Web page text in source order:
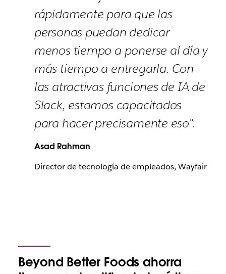
rápidamente para que las
personas puedan dedicar
menos tiempo a ponerse al día y
más tiempo a entregarla. Con
las atractivas funciones de IA de
Slack, estamos capacitados
para hacer precisamente eso”.
Asad Rahman
Director de tecnología de empleados, Wayfair
Beyond Better Foods ahorra